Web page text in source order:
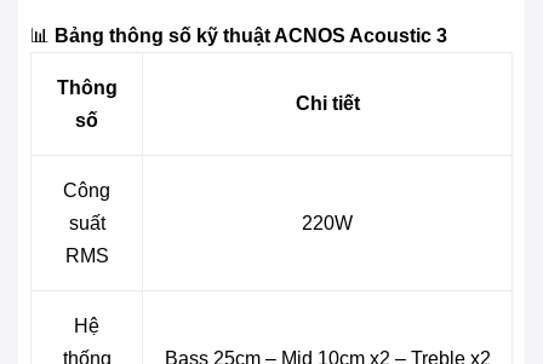
📊 Bảng thông số kỹ thuật ACNOS Acoustic 3
Thông
số
Chi tiết
Công
suất
RMS
220W
Hệ
thống
Bass 25cm – Mid 10cm x2 – Treble x2